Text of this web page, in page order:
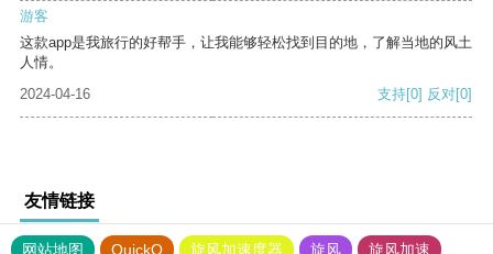
游客
这款app是我旅行的好帮手，让我能够轻松找到目的地，了解当地的风土
人情。
2024-04-16
支持[0] 反对[0]
友情链接
网站地图 QuickQ 旋风加速度器 旋风 旋风加速